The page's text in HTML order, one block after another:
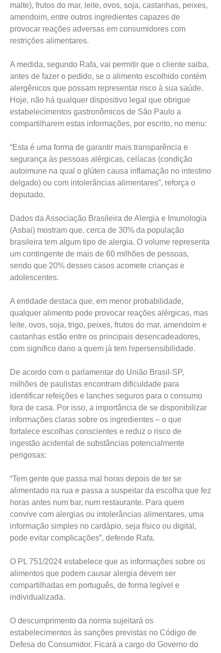
malte), frutos do mar, leite, ovos, soja, castanhas, peixes,
amendoim, entre outros ingredientes capazes de
provocar reações adversas em consumidores com
restrições alimentares.
A medida, segundo Rafa, vai permitir que o cliente saiba,
antes de fazer o pedido, se o alimento escolhido contém
alergênicos que possam representar risco à sua saúde.
Hoje, não há qualquer dispositivo legal que obrigue
estabelecimentos gastronômicos de São Paulo a
compartilharem estas informações, por escrito, no menu:
“Esta é uma forma de garantir mais transparência e
segurança às pessoas alérgicas, celíacas (condição
autoimune na qual o glúten causa inflamação no intestino
delgado) ou com intolerâncias alimentares”, reforça o
deputado.
Dados da Associação Brasileira de Alergia e Imunologia
(Asbai) mostram que, cerca de 30% da população
brasileira tem algum tipo de alergia. O volume representa
um contingente de mais de 60 milhões de pessoas,
sendo que 20% desses casos acomete crianças e
adolescentes.
A entidade destaca que, em menor probabilidade,
qualquer alimento pode provocar reações alérgicas, mas
leite, ovos, soja, trigo, peixes, frutos do mar, amendoim e
castanhas estão entre os principais desencadeadores,
com significo dano a quem já tem hipersensibilidade.
De acordo com o parlamentar do União Brasil-SP,
milhões de paulistas encontram dificuldade para
identificar refeições e lanches seguros para o consumo
fora de casa. Por isso, a importância de se disponibilizar
informações claras sobre os ingredientes – o que
fortalece escolhas conscientes e reduz o risco de
ingestão acidental de substâncias potencialmente
perigosas:
“Tem gente que passa mal horas depois de ter se
alimentado na rua e passa a suspeitar da escolha que fez
horas antes num bar, num restaurante. Para quem
convive com alergias ou intolerâncias alimentares, uma
informação simples no cardápio, seja físico ou digital,
pode evitar complicações”, defende Rafa.
O PL 751/2024 estabelece que as informações sobre os
alimentos que podem causar alergia devem ser
compartilhadas em português, de forma legível e
individualizada.
O descumprimento da norma sujeitará os
estabelecimentos às sanções previstas no Código de
Defesa do Consumidor. Ficará a cargo do Governo do